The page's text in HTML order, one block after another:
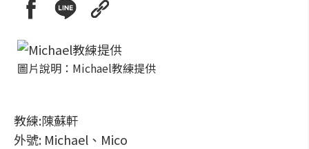
圖片說明：Michael教練提供
教練:陳蘇軒
外號: Michael、Mico